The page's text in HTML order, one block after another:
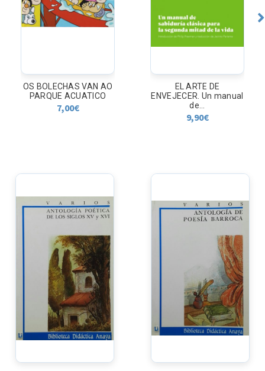
OS BOLECHAS VAN AO
PARQUE ACUATICO
7,00€
EL ARTE DE
ENVEJECER. Un manual
de...
9,90€